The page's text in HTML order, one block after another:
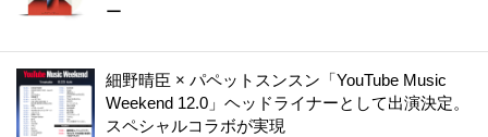
ー
細野晴臣 × パペットスンスン「YouTube Music
Weekend 12.0」ヘッドライナーとして出演決定。
スペシャルコラボが実現